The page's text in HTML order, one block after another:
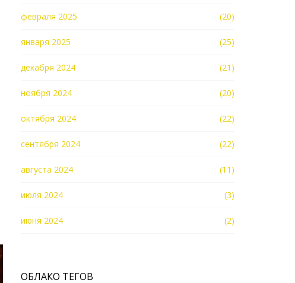
февраля 2025 (20)
января 2025 (25)
декабря 2024 (21)
ноября 2024 (20)
октября 2024 (22)
сентября 2024 (22)
августа 2024 (11)
июля 2024 (3)
июня 2024 (2)
ОБЛАКО ТЕГОВ